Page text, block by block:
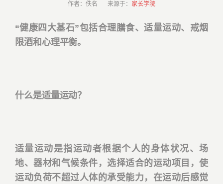
作者：佚名 来源于： 家长学院
“健康四大基石”包括合理膳食、适量运动、戒烟
限酒和心理平衡。
什么是适量运动？
适量运动是指运动者根据个人的身体状况、场
地、器材和气候条件，选择适合的运动项目，使
运动负荷不超过人体的承受能力，在运动后感觉